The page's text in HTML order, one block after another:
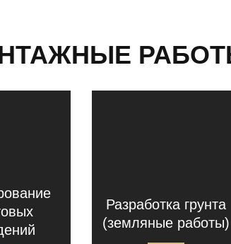
Разработка грунта
(земляные работы)